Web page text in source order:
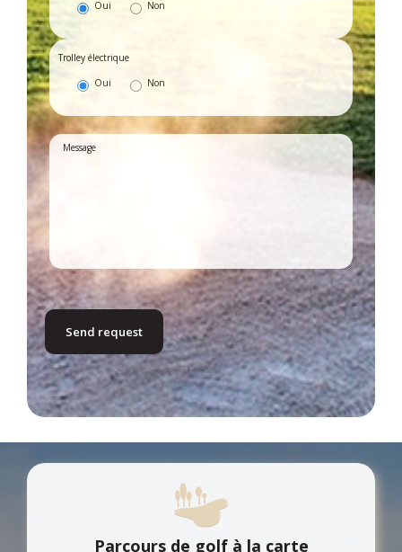
Oui
Non
Trolley électrique
Oui
Non
Parcours de golf à la carte